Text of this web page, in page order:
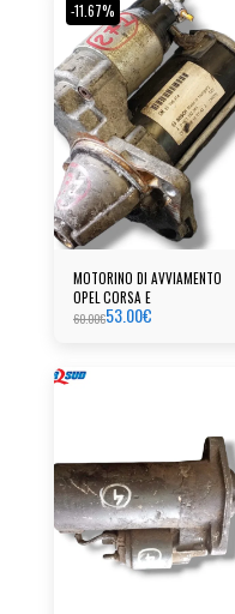
-11.67%
MOTORINO DI AVVIAMENTO
OPEL CORSA E
60.00€53.00€